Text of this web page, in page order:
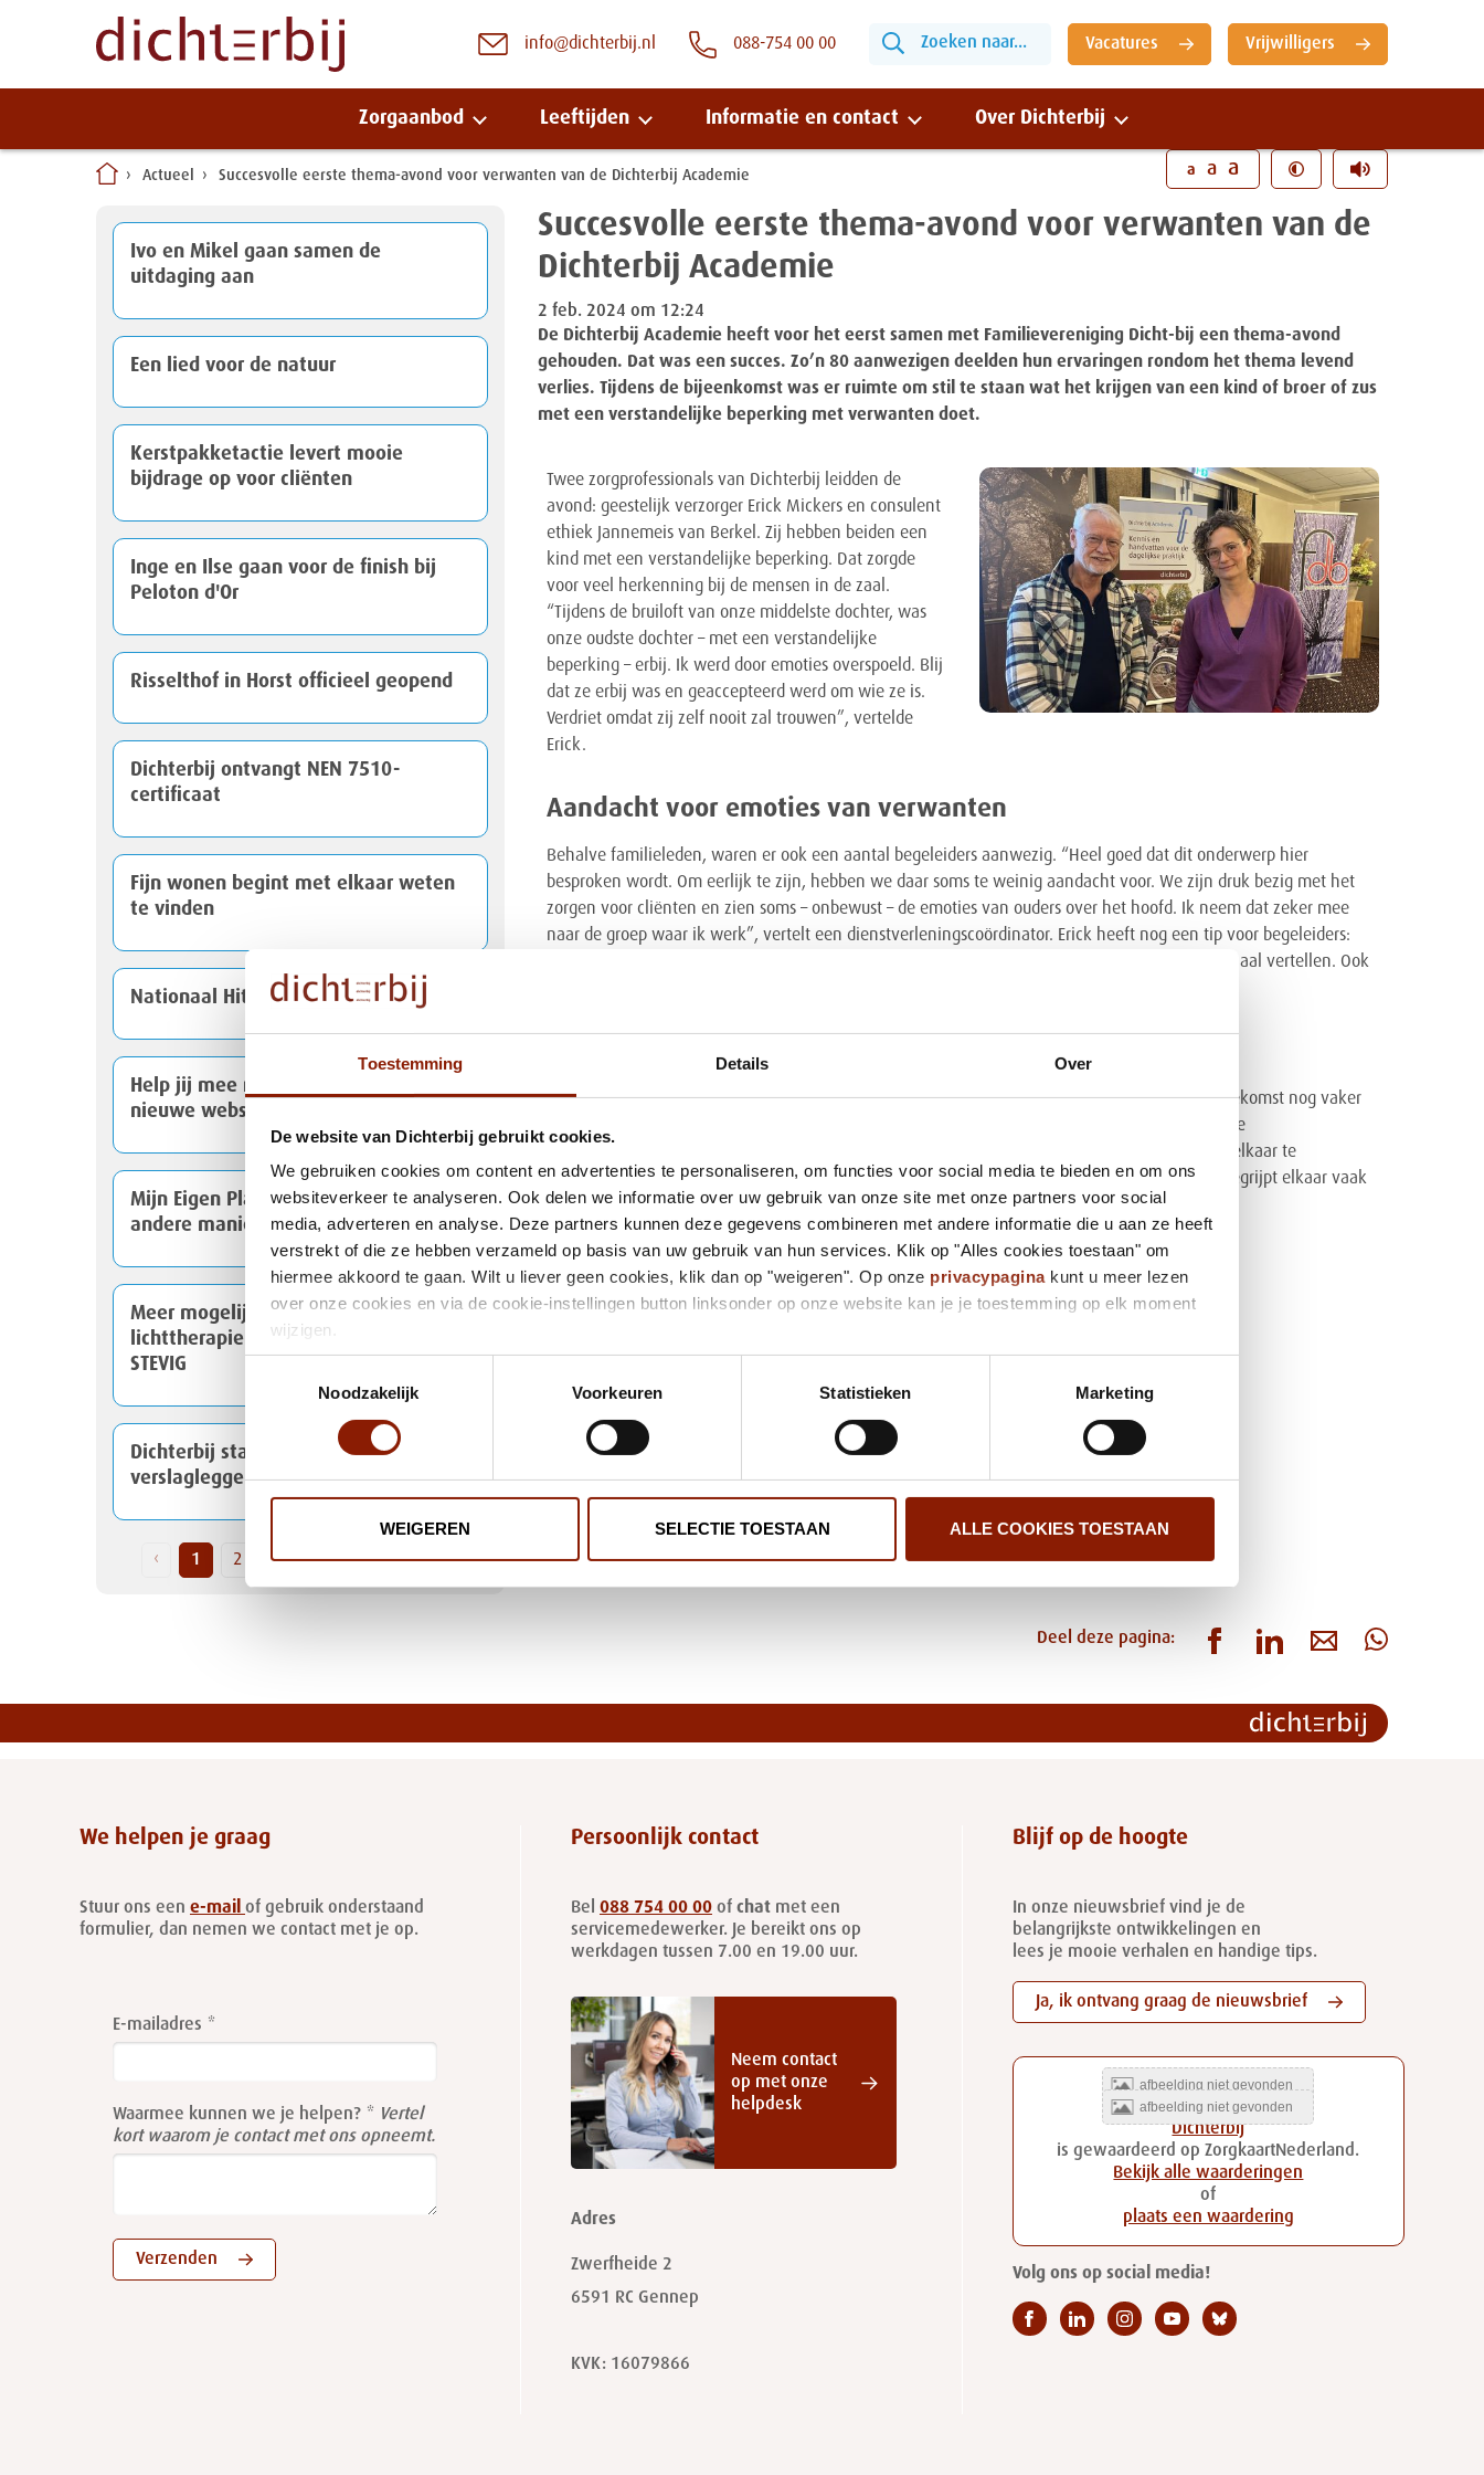
Toestemming Details Over
De website van Dichterbij gebruikt cookies.
We gebruiken cookies om content en advertenties te personaliseren, om functies voor social media te bieden en om ons
websiteverkeer te analyseren. Ook delen we informatie over uw gebruik van onze site met onze partners voor social
media, adverteren en analyse. Deze partners kunnen deze gegevens combineren met andere informatie die u aan ze heeft
verstrekt of die ze hebben verzameld op basis van uw gebruik van hun services. Klik op "Alles cookies toestaan" om
hiermee akkoord te gaan. Wilt u liever geen cookies, klik dan op "weigeren". Op onze privacypaginakunt u meer lezen
over onze cookies en via de cookie-instellingen button linksonder op onze website kan je je toestemming op elk moment
wijzigen.
Noodzakelijk
Voorkeuren Statistieken Marketing
WEIGEREN SELECTIE TOESTAAN ALLE COOKIES TOESTAAN
info@dichterbij.nl 088-754 00 00 Zoeken naar... Vacatures Vrijwilligers
Zorgaanbod Leeftijden Informatie en contact Over Dichterbij
a a a
Actueel Succesvolle eerste thema-avond voor verwanten van de Dichterbij Academie
Ivo en Mikel gaan samen de
uitdaging aan
Een lied voor de natuur
Kerstpakketactie levert mooie
bijdrage op voor cliënten
Inge en Ilse gaan voor de finish bij
Peloton d'Or
Risselthof in Horst officieel geopend
Dichterbij ontvangt NEN 7510-
certificaat
Fijn wonen begint met elkaar weten
te vinden
Nationaal Hitteplan actief
Help jij mee met het testen van onze
nieuwe website?
Mijn Eigen Plan: van handige app naar
andere manier van werken
Meer mogelijkheden voor
lichttherapie binnen Dichterbij en
STEVIG
Dichterbij start met spraakgestuurd
verslagleggen
‹ 1 2 3 4 5 6 ›
Succesvolle eerste thema-avond voor verwanten van de
Dichterbij Academie
2 feb. 2024 om 12:24
De Dichterbij Academie heeft voor het eerst samen met Familievereniging Dicht-bij een thema-avond
gehouden. Dat was een succes. Zo’n 80 aanwezigen deelden hun ervaringen rondom het thema levend
verlies. Tijdens de bijeenkomst was er ruimte om stil te staan wat het krijgen van een kind of broer of zus
met een verstandelijke beperking met verwanten doet.
Twee zorgprofessionals van Dichterbij leidden de
avond: geestelijk verzorger Erick Mickers en consulent
ethiek Jannemeis van Berkel. Zij hebben beiden een
kind met een verstandelijke beperking. Dat zorgde
voor veel herkenning bij de mensen in de zaal.
“Tijdens de bruiloft van onze middelste dochter, was
onze oudste dochter – met een verstandelijke
beperking – erbij. Ik werd door emoties overspoeld. Blij
dat ze erbij was en geaccepteerd werd om wie ze is.
Verdriet omdat zij zelf nooit zal trouwen”, vertelde
Erick.
Aandacht voor emoties van verwanten
Behalve familieleden, waren er ook een aantal begeleiders aanwezig. “Heel goed dat dit onderwerp hier
besproken wordt. Om eerlijk te zijn, hebben we daar soms te weinig aandacht voor. We zijn druk bezig met het
zorgen voor cliënten en zien soms – onbewust – de emoties van ouders over het hoofd. Ik neem dat zeker mee
naar de groep waar ik werk”, vertelt een dienstverleningscoördinator. Erick heeft nog een tip voor begeleiders:
“Vraag eens hoe het met iemand gaat. Vanuit oprechte interesse. Laat iemand zijn of haar verhaal vertellen. Ook
Samenwerking familievereniging
De Dichterbij Academie houdt regelmatig bijeenkomsten voor medewerkers, maar wil in de toekomst nog vaker
. Ook de
Familievereniging ziet daar meerwaarde in. “Voor verwanten kan het heel waardevol zijn om elkaar te
ontmoeten en ervaringen te delen. Je vindt vaak snel veel herkenning in elkaars verhaal. Je begrijpt elkaar vaak
snel”, zegt vice voorzitter Truce van den Berg.
Lees meer over levend verlies
Deel deze pagina:
We helpen je graag
Stuur ons een e-mail of gebruik onderstaand
formulier, dan nemen we contact met je op.
this
field
E-mailadres
Waarmee kunnen we je helpen?
Vertel
kort waarom je contact met ons opneemt.
Verzenden
Persoonlijk contact
Bel 088 754 00 00 of chatmet een
servicemedewerker. Je bereikt ons op
werkdagen tussen 7.00 en 19.00 uur.
Neem contact
op met onze
helpdesk
Adres
Zwerfheide 2
6591 RC Gennep
KVK: 16079866
Blijf op de hoogte
In onze nieuwsbrief vind je de
belangrijkste ontwikkelingen en
lees je mooie verhalen en handige tips.
Ja, ik ontvang graag de nieuwsbrief
Dichterbij
is gewaardeerd op ZorgkaartNederland.
Bekijk alle waarderingen
of
plaats een waardering
Volg ons op social media!
Sluiten
Snel naar:
Wonen bij Dichterbij
Zinvolle dagbesteding
Vrije dagbestedingsplekken